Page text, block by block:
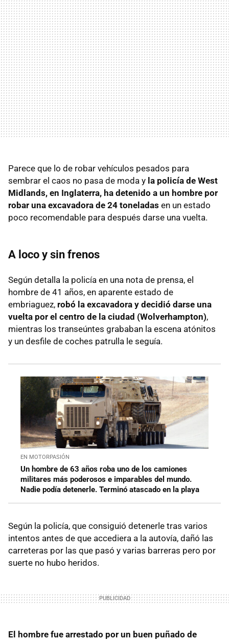
Parece que lo de robar vehículos pesados para
sembrar el caos no pasa de moda y la policía de West
Midlands, en Inglaterra, ha detenido a un hombre por
robar una excavadora de 24 toneladas en un estado
poco recomendable para después darse una vuelta.
A loco y sin frenos
Según detalla la policía en una nota de prensa, el
hombre de 41 años, en aparente estado de
embriaguez, robó la excavadora y decidió darse una
vuelta por el centro de la ciudad (Wolverhampton),
mientras los transeúntes grababan la escena atónitos
y un desfile de coches patrulla le seguía.
EN MOTORPASIÓN
Un hombre de 63 años roba uno de los camiones
militares más poderosos e imparables del mundo.
Nadie podía detenerle. Terminó atascado en la playa
Según la policía, que consiguió detenerle tras varios
intentos antes de que accediera a la autovía, dañó las
carreteras por las que pasó y varias barreras pero por
suerte no hubo heridos.
El hombre fue arrestado por un buen puñado de